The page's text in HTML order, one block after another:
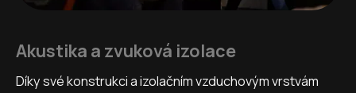
Akustika a zvuková izolace
Díky své konstrukci a izolačním vzduchovým vrstvám